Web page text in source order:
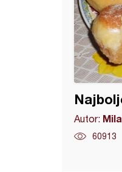
Autor:
60913